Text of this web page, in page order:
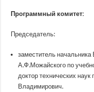
Программный комитет:
Председатель:
заместитель
А.Ф.Можайского по
доктор технических
Владимирович.